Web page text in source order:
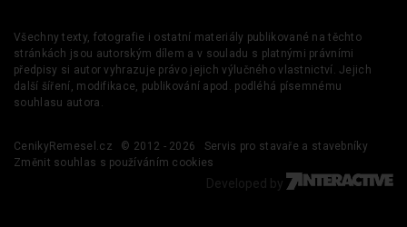
Všechny texty, fotografie i ostatní materiály publikované na těchto
stránkách jsou autorským dílem a v souladu s platnými právními
předpisy si autor vyhrazuje právo jejich výlučného vlastnictví. Jejich
další šíření, modifikace, publikování apod. podléhá písemnému
souhlasu autora.
CenikyRemesel.cz © 2012 - 2026
Servis pro stavaře a stavebníky
Změnit souhlas s používáním cookies
Developed by